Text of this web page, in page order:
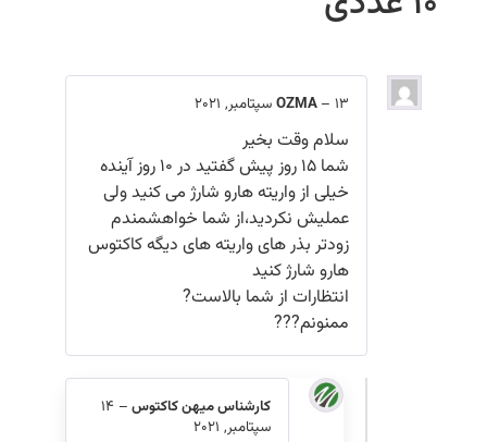
OZMA
سلام وقت بخیر
شما ۱۵ روز پیش گفتید در ۱۰ روز آینده
خیلی از واریته هارو شارژ می کنید ولی
عملیش نکردید،از شما خواهشمندم
زودتر بذر های واریته های دیگه کاکتوس
هارو شارژ کنید
انتظارات از شما بالاست?
ممنونم???
کارشناس میهن کاکتوس–
14
سپتامبر, 2021